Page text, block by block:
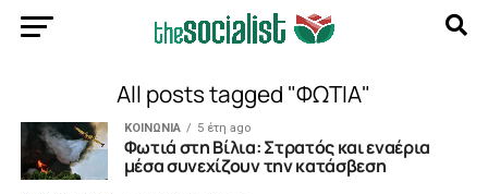
All posts tagged "ΦΩΤΙΑ"
ΚΟΙΝΩΝΙΑ 5 έτη ago
Φωτιά στη Βίλια: Στρατός και εναέρια
μέσα συνεχίζουν την κατάσβεση